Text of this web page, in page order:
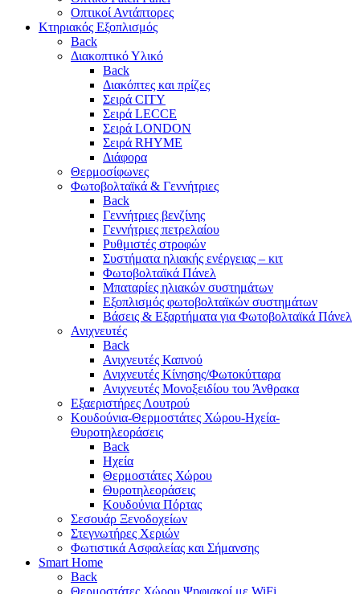
Οπτικοί Αντάπτορες
Κτηριακός Εξοπλισμός
Back
Διακοπτικό Υλικό
Back
Διακόπτες και πρίζες
Σειρά CITY
Σειρά LECCE
Σειρά LONDON
Σειρά RHYME
Διάφορα
Θερμοσίφωνες
Φωτοβολταϊκά & Γεννήτριες
Back
Γεννήτριες βενζίνης
Γεννήτριες πετρελαίου
Ρυθμιστές στροφών
Συστήματα ηλιακής ενέργειας – κιτ
Φωτοβολταϊκά Πάνελ
Μπαταρίες ηλιακών συστημάτων
Εξοπλισμός φωτοβολταϊκών συστημάτων
Βάσεις & Εξαρτήματα για Φωτοβολταϊκά Πάνελ
Ανιχνευτές
Back
Ανιχνευτές Καπνού
Ανιχνευτές Κίνησης/Φωτοκύτταρα
Ανιχνευτές Μονοξειδίου του Άνθρακα
Εξαεριστήρες Λουτρού
Κουδούνια-Θερμοστάτες Χώρου-Ηχεία-
Θυροτηλεοράσεις
Back
Ηχεία
Θερμοστάτες Χώρου
Θυροτηλεοράσεις
Κουδούνια Πόρτας
Σεσουάρ Ξενοδοχείων
Στεγνωτήρες Χεριών
Φωτιστικά Ασφαλείας και Σήμανσης
Smart Home
Back
Θερμοστάτες Χώρου Ψηφιακοί με WiFi